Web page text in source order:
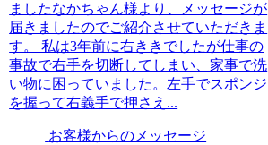
ましたなかちゃん様より、メッセージが
届きましたのでご紹介させていただきま
す。 私は3年前に右ききでしたが仕事の
事故で右手を切断してしまい、家事で洗
い物に困っていました。左手でスポンジ
を握って右義手で押さえ...
お客様からのメッセージ